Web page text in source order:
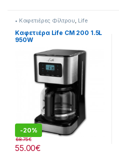
• Καφετιέρες Φίλτρου Life
Καφετιέρα Life CM 200 1.5L
950W
-20%
55.00€
68.75€